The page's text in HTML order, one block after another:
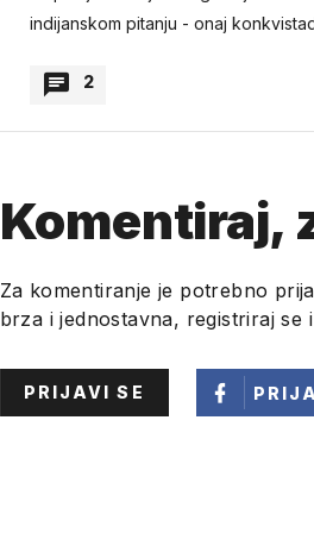
indijanskom pitanju - onaj
2
o konkvistadoru cortesu
indijanskih kraljevstava
kraljevstva, tarascan, a
plaćanja poreza...
Komentiraj,
Za komentiranje je potrebno
brza i jednostavna, registriraj se
PRIJAVI SE